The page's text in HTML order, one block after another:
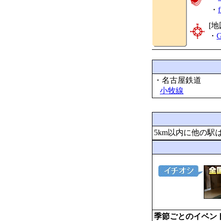
・
[地
・
・名古屋鉄道
小牧線
5km以内に他の駅
季節ごとのイベン